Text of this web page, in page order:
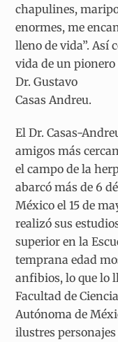
chapulines,
enormes, me
lleno de vida”. Así
vida de un
Dr. Gustavo
Casas Andreu.
El Dr. Casas-
amigos más
el campo de la
abarcó más de 6
México el 15 de
realizó sus
superior en la
temprana edad
anfibios, lo que lo
Facultad de
Autónoma de
ilustres